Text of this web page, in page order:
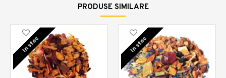
PRODUSE SIMILARE
In stoc In stoc